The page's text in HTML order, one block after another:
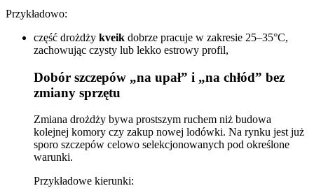
Przykładowo:
część drożdży kveik dobrze pracuje w zakresie 25–35°C,
zachowując czysty lub lekko estrowy profil,
Dobór szczepów „na upał” i „na chłód” bez
zmiany sprzętu
Zmiana drożdży bywa prostszym ruchem niż budowa
kolejnej komory czy zakup nowej lodówki. Na rynku jest już
sporo szczepów celowo selekcjonowanych pod określone
warunki.
Przykładowe kierunki: